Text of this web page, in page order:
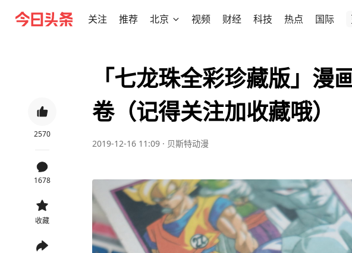
关注 推荐 北京 视频 财经 科技 热点 国际
2570
1678
收藏
「七龙珠全彩珍藏版」漫
卷（记得关注加收藏哦）
2019-12-16 11:09 · 贝斯特动漫